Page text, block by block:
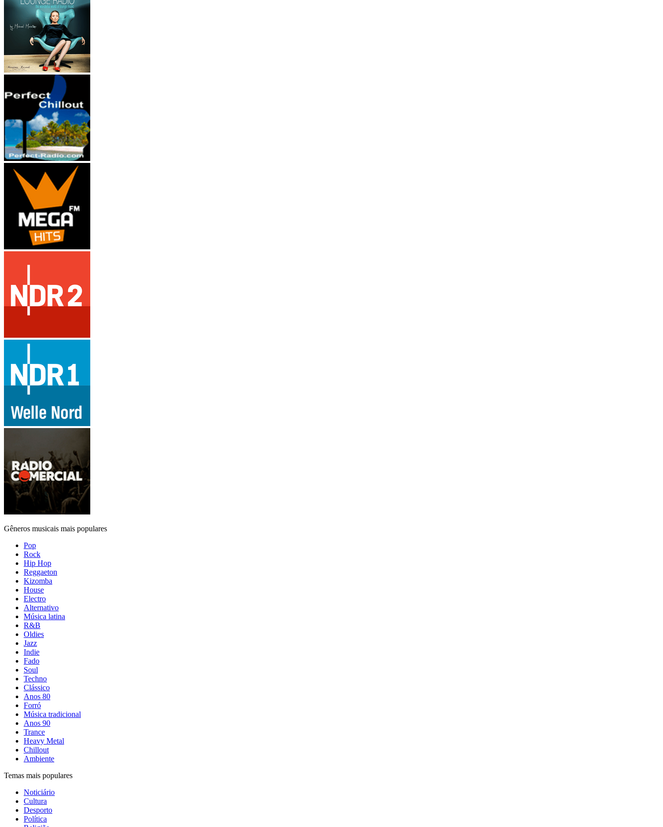
Gêneros musicais mais populares
Pop
Rock
Hip Hop
Reggaeton
Kizomba
House
Electro
Alternativo
Música latina
R&B
Oldies
Jazz
Indie
Fado
Soul
Techno
Clássico
Anos 80
Forró
Música tradicional
Anos 90
Trance
Heavy Metal
Chillout
Ambiente
Temas mais populares
Noticiário
Cultura
Desporto
Política